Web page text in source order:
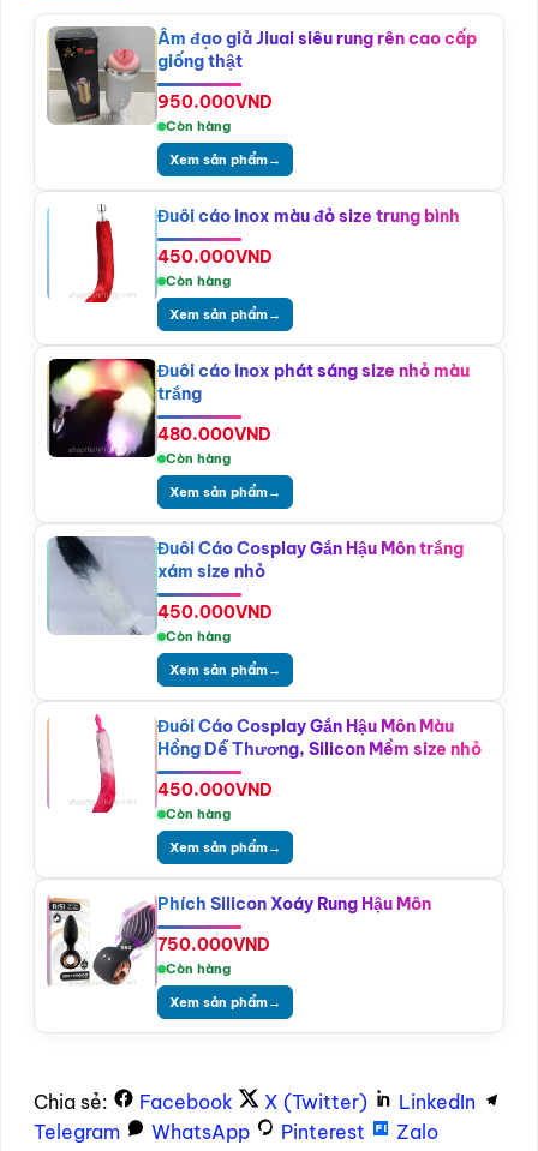
Âm đạo giả Jiuai siêu rung rên cao cấp
giống thật
950.000VND
Còn hàng
Xem sản phẩm→
Đuôi cáo inox màu đỏ size trung bình
450.000VND
Còn hàng
Xem sản phẩm→
Đuôi cáo inox phát sáng size nhỏ màu
trắng
480.000VND
Còn hàng
Xem sản phẩm→
Đuôi Cáo Cosplay Gắn Hậu Môn trắng
xám size nhỏ
450.000VND
Còn hàng
Xem sản phẩm→
Đuôi Cáo Cosplay Gắn Hậu Môn Màu
Hồng Dễ Thương, Silicon Mềm size nhỏ
450.000VND
Còn hàng
Xem sản phẩm→
Phích Silicon Xoáy Rung Hậu Môn
750.000VND
Còn hàng
Xem sản phẩm→
Chia sẻ: Facebook X (Twitter)
LinkedIn
Telegram
WhatsApp Pinterest
Zalo